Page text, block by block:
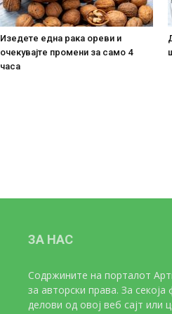
Изедете една рака ореви и
очекувајте промени за само 4
часа
ЗА НАС
Содржините на порталот
за авторски права. За
делови од овој веб сајт или